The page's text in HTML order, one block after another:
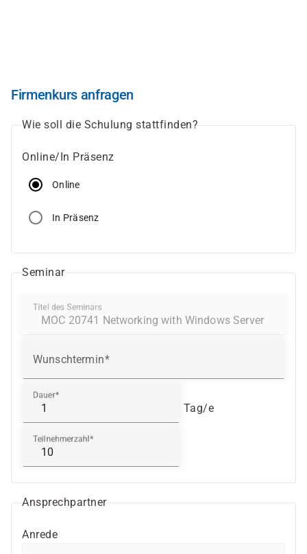
Firmenkurs anfragen
Wie soll die Schulung stattfinden?
Online/In Präsenz
Online
In Präsenz
Seminar
Titel des Seminars
Wunschtermin
Dauer
Tag/e
Teilnehmerzahl
Ansprechpartner
Anrede